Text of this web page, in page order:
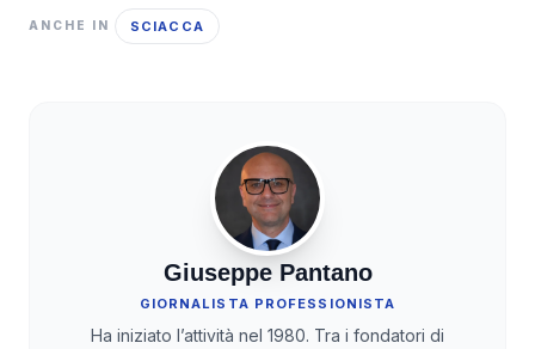
ANCHE IN SCIACCA
Giuseppe Pantano
GIORNALISTA PROFESSIONISTA
Ha iniziato l’attività nel 1980. Tra i fondatori di